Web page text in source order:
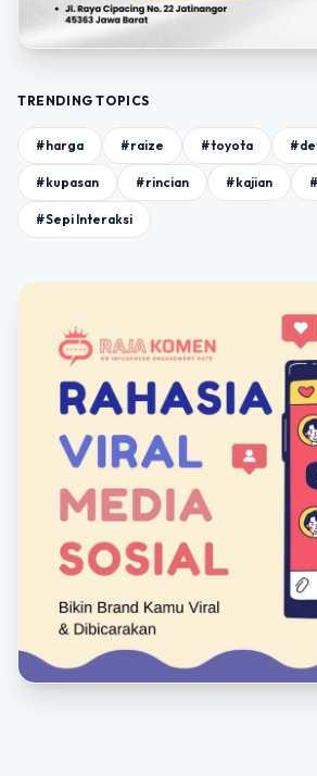
TRENDING TOPICS
#harga #raize #toyota
#kupasan #rincian #kajian
#Sepi Interaksi